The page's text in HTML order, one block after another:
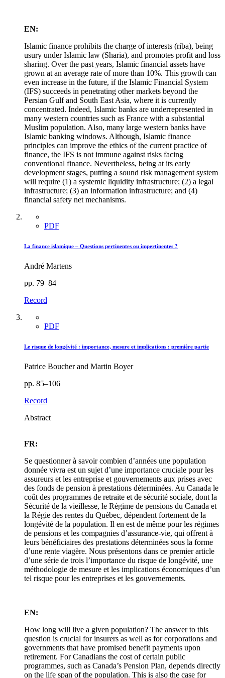
EN:
Islamic finance prohibits the charge of interests (riba), being
usury under Islamic law (Sharia), and promotes profit and loss
sharing. Over the past years, Islamic financial assets have
grown at an average rate of more than 10%. This growth can
even increase in the future, if the Islamic Financial System
(IFS) succeeds in penetrating other markets beyond the
Persian Gulf and South East Asia, where it is currently
concentrated. Indeed, Islamic banks are underrepresented in
many western countries such as France with a substantial
Muslim population. Also, many large western banks have
Islamic banking windows. Although, Islamic finance
principles can improve the ethics of the current practice of
finance, the IFS is not immune against risks facing
conventional finance. Nevertheless, being at its early
development stages, putting a sound risk management system
will require (1) a systemic liquidity infrastructure; (2) a legal
infrastructure; (3) an information infrastructure; and (4)
financial safety net mechanisms.
PDF
La finance islamique – Questions pertinentes ou impertinentes ?
André Martens
pp. 79–84
Record
PDF
Le risque de longévité : importance, mesure et implications : première partie
Patrice Boucher and Martin Boyer
pp. 85–106
Record
Abstract
FR:
Se questionner à savoir combien d’années une population
donnée vivra est un sujet d’une importance cruciale pour les
assureurs et les entreprise et gouvernements aux prises avec
des fonds de pension à prestations déterminées. Au Canada le
coût des programmes de retraite et de sécurité sociale, dont la
Sécurité de la vieillesse, le Régime de pensions du Canada et
la Régie des rentes du Québec, dépendent fortement de la
longévité de la population. Il en est de même pour les régimes
de pensions et les compagnies d’assurance-vie, qui offrent à
leurs bénéficiaires des prestations déterminées sous la forme
d’une rente viagère. Nous présentons dans ce premier article
d’une série de trois l’importance du risque de longévité, une
méthodologie de mesure et les implications économiques d’un
tel risque pour les entreprises et les gouvernements.
EN:
How long will live a given population? The answer to this
question is crucial for insurers as well as for corporations and
governments that have promised benefit payments upon
retirement. For Canadians the cost of certain public
programmes, such as Canada’s Pension Plan, depends directly
on the life span of the population. This is also the case for